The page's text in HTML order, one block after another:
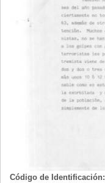
Código de Identificación: